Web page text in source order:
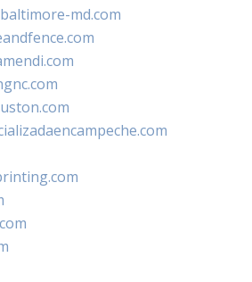
md.com